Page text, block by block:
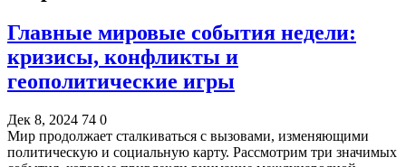
Главные мировые события недели:
кризисы, конфликты и
геополитические игры
Дек 8, 2024 74 0
Мир продолжает сталкиваться с вызовами, изменяющими
политическую и социальную карту. Рассмотрим три значимых